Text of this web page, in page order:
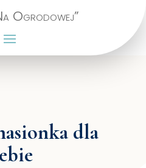
Ogrodowej”
dla